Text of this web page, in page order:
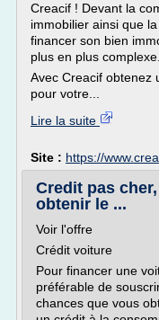
Creacif ! Devant la
immobilier ainsi que
financer son bien
plus en plus complexe.
Avec Creacif obtenez
pour votre...
Lire la suite
Site : https://
Credit pas
obtenir le ...
Voir l'offre
Crédit voiture
Pour financer une
préférable de
chances que vous